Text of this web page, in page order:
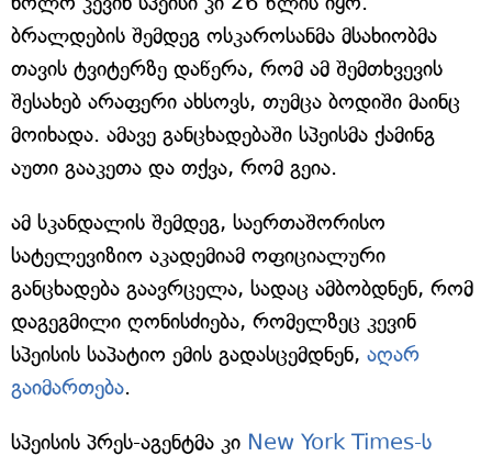
ბრალდების შემდეგ ოსკაროსანმა მსახიობმა
თავის ტვიტერზე დაწერა, რომ ამ შემთხვევის
შესახებ არაფერი ახსოვს, თუმცა ბოდიში მაინც
მოიხადა. ამავე განცხადებაში სპეისმა ქამინგ
აუთი გააკეთა და თქვა, რომ გეია.
ამ სკანდალის შემდეგ, საერთაშორისო
სატელევიზიო აკადემიამ ოფიციალური
განცხადება გაავრცელა, სადაც ამბობდნენ, რომ
დაგეგმილი ღონისძიება, რომელზეც კევინ
სპეისის საპატიო ემის გადასცემდნენ, აღარ
გაიმართება.
სპეისის პრეს-აგენტმა კი New York Times-ს